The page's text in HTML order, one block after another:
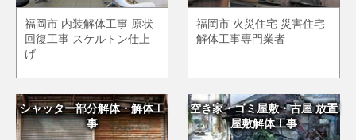
福岡市 内装解体工事 原状
回復工事 スケルトン仕上
げ
福岡市 火災住宅 災害住宅
解体工事専門業者
シャッター部分解体・解体工
事
空き家・ゴミ屋敷・古屋 放置
屋敷解体工事